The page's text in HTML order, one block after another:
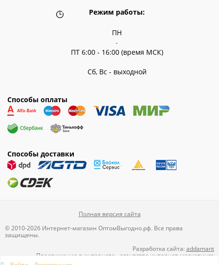
Режим работы:
ПН
-
ПТ 6:00 - 16:00 (время МСК)
Сб, Вс - выходной
Способы оплаты
Способы доставки
Полная версия сайта
© 2010-2026 Интернет-магазин ОптомВыгодно.рф. Все права
защищены.
Разработка сайта: addamant
Продвижение в интернете
агентство интернет-маркетинга